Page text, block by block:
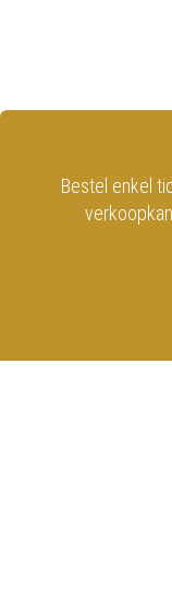
Bestel enkel